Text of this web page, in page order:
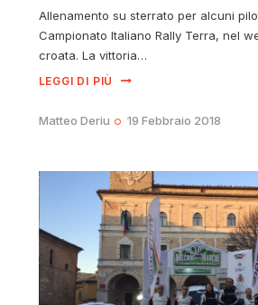
Allenamento su sterrato per alcuni
Campionato Italiano Rally Terra, nel
croata. La vittoria…
LEGGI DI PIÙ
Matteo Deriu 19 Febbraio 2018